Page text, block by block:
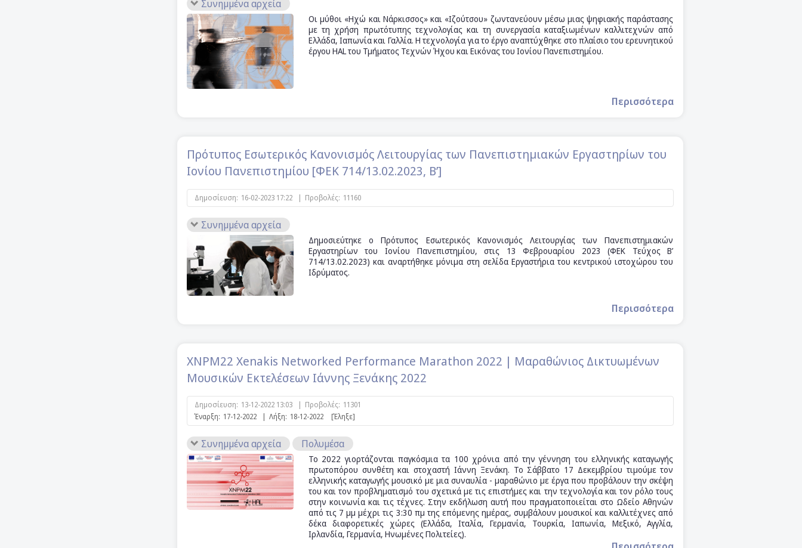
Συνημμένα αρχεία
Οι μύθοι «Ηχώ και Νάρκισσος» και «Ιζούτσου» ζωντανεύουν μέσω μιας ψηφιακής παράστασης
με τη χρήση πρωτότυπης τεχνολογίας και τη συνεργασία καταξιωμένων καλλιτεχνών από
Ελλάδα, Ιαπωνία και Γαλλία. Η τεχνολογία για το έργο αναπτύχθηκε στο πλαίσιο του ερευνητικού
έργου HAL του Τμήματος Τεχνών Ήχου και Εικόνας του Ιονίου Πανεπιστημίου.
Περισσότερα
Πρότυπος Εσωτερικός Κανονισμός Λειτουργίας των Πανεπιστημιακών Εργαστηρίων του
Ιονίου Πανεπιστημίου [ΦΕΚ 714/13.02.2023, B’]
Δημοσίευση: 16-02-2023 17:22 Προβολές: 11160
Συνημμένα αρχεία
Δημοσιεύτηκε ο Πρότυπος Εσωτερικός Κανονισμός Λειτουργίας των Πανεπιστημιακών
Εργαστηρίων του Ιονίου Πανεπιστημίου, στις 13 Φεβρουαρίου 2023 (ΦΕΚ Τεύχος B’
714/13.02.2023) και αναρτήθηκε μόνιμα στη σελίδα Εργαστήρια του κεντρικού ιστοχώρου του
Ιδρύματος.
Περισσότερα
XNPM22 Xenakis Networked Performance Marathon 2022 | Μαραθώνιος Δικτυωμένων
Μουσικών Εκτελέσεων Ιάννης Ξενάκης 2022
Δημοσίευση: 13-12-2022 13:03 | Προβολές: 11301
Έναρξη: 17-12-2022 | Λήξη: 18-12-2022 [Έληξε]
Συνημμένα αρχεία Πολυμέσα
To 2022 γιορτάζονται παγκόσμια τα 100 χρόνια από την γέννηση του ελληνικής καταγωγής
πρωτοπόρου συνθέτη και στοχαστή Ιάννη Ξενάκη. Το Σάββατο 17 Δεκεμβρίου τιμούμε τον
ελληνικής καταγωγής μουσικό με μια συναυλία - μαραθώνιο με έργα που προβάλουν την σκέψη
του και τον προβληματισμό του σχετικά με τις επιστήμες και την τεχνολογία και τον ρόλο τους
στην κοινωνία και τις τέχνες. Στην εκδήλωση αυτή που πραγματοποιείται στο Ωδείο Αθηνών
από τις 7 μμ μέχρι τις 3:30 πμ της επόμενης ημέρας, συμβάλουν μουσικοί και καλλιτέχνες από
δέκα διαφορετικές χώρες (Ελλάδα, Ιταλία, Γερμανία, Τουρκία, Ιαπωνία, Μεξικό, Αγγλία,
Ιρλανδία, Γερμανία, Ηνωμένες Πολιτείες).